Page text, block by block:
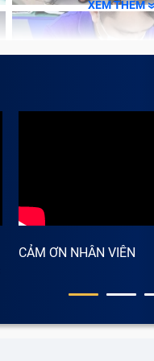
XEM THÊM
CẢM ƠN NHÂN VIÊN